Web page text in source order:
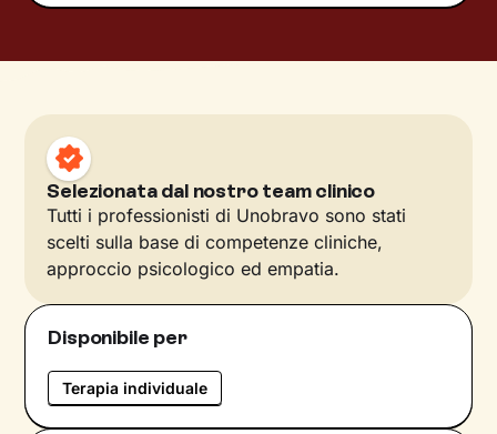
Selezionata dal nostro team clinico
Tutti i professionisti di Unobravo sono stati
scelti sulla base di competenze cliniche,
approccio psicologico ed empatia.
Disponibile per
Terapia individuale